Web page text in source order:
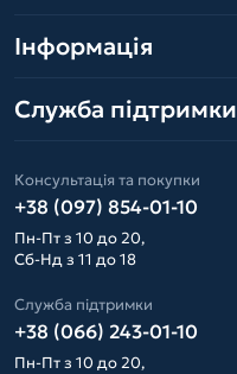
Інформація
Служба підтримки
Консультація та покупки
+38 (097) 854-01-10
Пн-Пт з 10 до 20,
Сб-Нд з 11 до 18
Служба підтримки
+38 (066) 243-01-10
Пн-Пт з 10 до 20,